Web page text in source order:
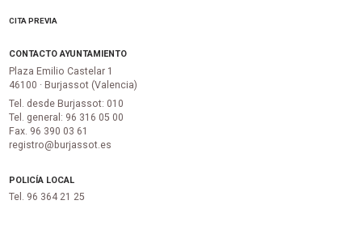
CITA PREVIA
CONTACTO AYUNTAMIENTO
Plaza Emilio Castelar 1
46100 · Burjassot (Valencia)
Tel. desde Burjassot: 010
Tel. general: 96 316 05 00
Fax. 96 390 03 61
registro@burjassot.es
POLICÍA LOCAL
Tel. 96 364 21 25